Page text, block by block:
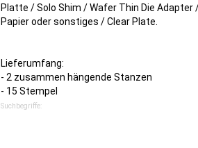
Platte / Solo Shim / Wafer Thin Die
Papier oder sonstiges / Clear Plate.
Lieferumfang:
- 2 zusammen hängende Stanzen
- 15 Stempel
Suchbegriffe: